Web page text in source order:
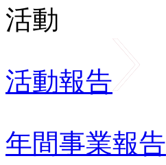
活動
活動報告
年間事業報告